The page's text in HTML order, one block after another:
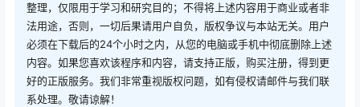
整理，仅限用于学习和研究目的；不得将上述内容用于商业或者非
法用途，否则，一切后果请用户自负，版权争议与本站无关。用户
必须在下载后的24个小时之内，从您的电脑或手机中彻底删除上述
内容。如果您喜欢该程序和内容，请支持正版，购买注册，得到更
好的正版服务。我们非常重视版权问题，如有侵权请邮件与我们联
系处理。敬请谅解！